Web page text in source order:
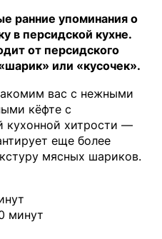
ранние упоминания о
в персидской кухне.
от персидского
или «кусочек».
вас с нежными
кёфте с
кухонной хитрости —
еще более
мясных шариков.
минут